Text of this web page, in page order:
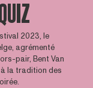
2023, le
agrémenté
pair, Bent Van
la tradition des